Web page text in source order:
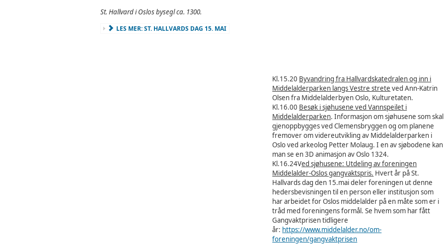
St. Hallvard i Oslos bysegl ca. 1300.
LES MER: ST. HALLVARDS DAG 15. MAI
Kl.15.20 Byvandring fra Hallvardskatedralen og inn i
Middelalderparken langs Vestre strete ved Ann-Katrin
Olsen fra Middelalderbyen Oslo, Kulturetaten.
Kl.16.00 Besøk i sjøhusene ved Vannspeilet i
Middelalderparken. Informasjon om sjøhusene som skal
gjenoppbygges ved Clemensbryggen og om planene
fremover om videreutvikling av Middelalderparken i
Oslo ved arkeolog Petter Molaug. I en av sjøbodene kan
man se en 3D animasjon av Oslo 1324.
Kl.16.24Ved sjøhusene: Utdeling avforeningen
Middelalder-Oslos gangvaktspris. Hvert år på St.
Hallvards dag den 15.mai deler foreningen ut denne
hedersbevisningen til en person eller institusjon som
har arbeidet for Oslos middelalder på en måte som er i
tråd med foreningens formål. Se hvem som har fått
Gangvaktprisen tidligere
år: https://www.middelalder.no/om-
foreningen/gangvaktprisen